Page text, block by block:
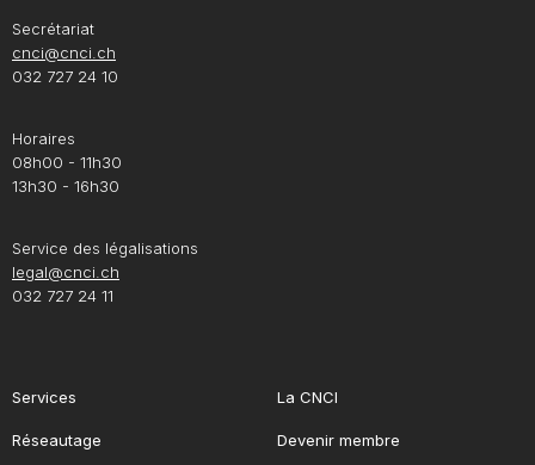
Secrétariat
cnci@cnci.ch
032 727 24 10
Horaires
08h00 - 11h30
13h30 - 16h30
Service des légalisations
legal@cnci.ch
032 727 24 11
Services
Réseautage
La CNCI
Devenir membre